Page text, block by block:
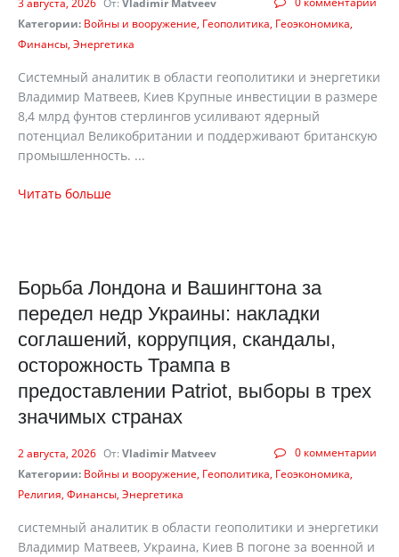
3 августа, 2026 От: Vladimir Matveev
Категории: Войны и вооружение Геополитика Геоэкономика
Финансы Энергетика
Системный аналитик в области геополитики и энергетики
Владимир Матвеев, Киев Крупные инвестиции в размере
8,4 млрд фунтов стерлингов усиливают ядерный
потенциал Великобритании и поддерживают британскую
промышленность. ...
Читать больше
Борьба Лондона и Вашингтона за
передел недр Украины: накладки
соглашений, коррупция, скандалы,
осторожность Трампа в
предоставлении Patriot, выборы в трех
значимых странах
0 комментарии
2 августа, 2026 От: Vladimir Matveev
Категории: Войны и вооружение Геополитика Геоэкономика
Религия Финансы Энергетика
cистемный аналитик в области геополитики и энергетики
Владимир Матвеев, Украина, Киев В погоне за военной и